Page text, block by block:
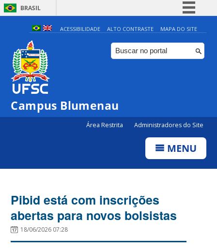
BRASIL
Simplifique!
Comunica BR
Participe
ACESSIBILIDADE ALTO CONTRASTE MAPA DO SITE
Campus Blumenau
Área Restrita Administradores do Site
MENU
Pibid está com inscrições
abertas para novos bolsistas
18/06/2026 07:28